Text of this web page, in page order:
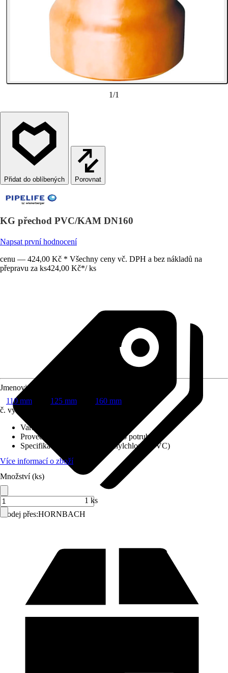
1/1
Porovnat
KG přechod PVC/KAM DN160
Napsat první hodnocení
cenu — 424,00 Kč * Všechny ceny vč. DPH a bez nákladů na
přepravu za ks424,00 Kč*/ ks
Prodej přes:HORNBACH
Jmenovitý průměr DN
110 mm
125 mm
160 mm
č. výrobku
Varianta
Provedení
Systém kanalizačního potrubí
Specifikace materiálu
Polyvinylchlorid (PVC)
Více informací o zboží
Množství (ks)
1 ks